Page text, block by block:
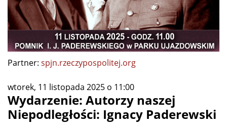
Partner: spjn.rzeczypospolitej.org
wtorek, 11 listopada 2025 o 11:00
Wydarzenie: Autorzy naszej
Niepodległości: Ignacy Paderewski